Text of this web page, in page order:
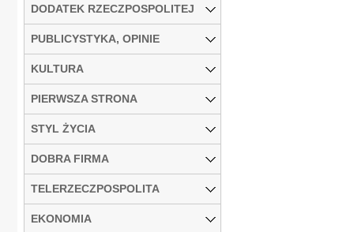
DODATEK RZECZPOSPOLITEJ
PUBLICYSTYKA, OPINIE
KULTURA
PIERWSZA STRONA
STYL ŻYCIA
DOBRA FIRMA
TELERZECZPOSPOLITA
EKONOMIA